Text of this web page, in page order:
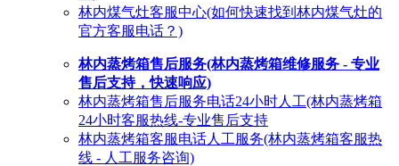
林内煤气灶客服中心(如何快速找到林内煤气灶的
官方客服电话？)
林内蒸烤箱售后服务(林内蒸烤箱维修服务 - 专业
售后支持，快速响应)
林内蒸烤箱售后服务电话24小时人工(林内蒸烤箱
24小时客服热线-专业售后支持
林内蒸烤箱客服电话人工服务(林内蒸烤箱客服热
线 - 人工服务咨询)